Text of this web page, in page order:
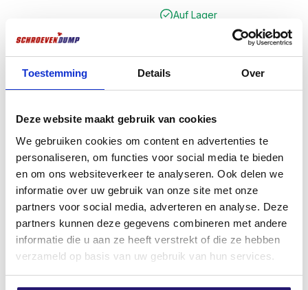
Toestemming Details Over
Deze website maakt gebruik van cookies
We gebruiken cookies om content en advertenties te
personaliseren, om functies voor social media te bieden
en om ons websiteverkeer te analyseren. Ook delen we
informatie over uw gebruik van onze site met onze
partners voor social media, adverteren en analyse. Deze
partners kunnen deze gegevens combineren met andere
informatie die u aan ze heeft verstrekt of die ze hebben
verzameld op basis van uw gebruik van hun services.
Auf Lager
illbruck PU-Schaum FM310
Standardqualität 750ml
€7,99
excl. BTW: € 6,60
Auf Lager
Alu-Band 50mm x 50m – Für
Isolierung und Luftkanäle
€5,75Ursprünglicher
Preis
war:
€4,45Aktueller
Preis
ist:
excl. BTW: €3,68
Auf Lager